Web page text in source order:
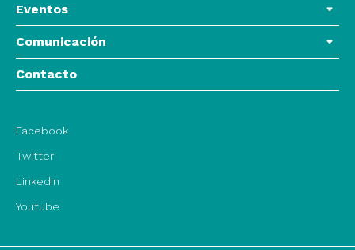
Eventos
Comunicación
Contacto
Facebook
Twitter
LinkedIn
Youtube